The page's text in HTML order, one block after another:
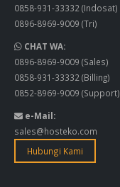
0858-931-33332 (Indosat)
0896-8969-9009 (Tri)
CHAT WA:
0896-8969-9009 (Sales)
0858-931-33332 (Billing)
0852-8969-9009 (Support)
e-Mail:
sales@hosteko.com
Hubungi Kami